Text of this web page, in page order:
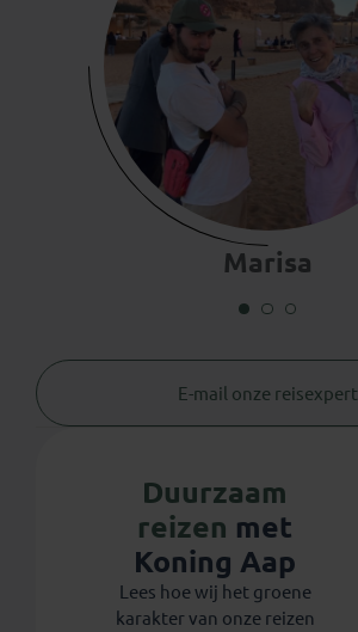
Marisa
E-mail onze reisexpert
Duurzaam
reizen met
Koning Aap
Lees hoe wij het groene
karakter van onze reizen